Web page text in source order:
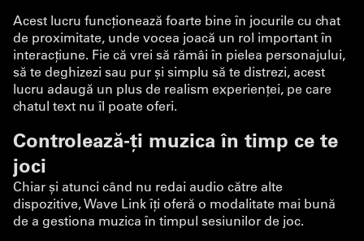
Acest lucru funcționează foarte bine în jocurile cu chat
de proximitate, unde vocea joacă un rol important în
interacțiune. Fie că vrei să rămâi în pielea personajului,
să te deghizezi sau pur și simplu să te distrezi, acest
lucru adaugă un plus de realism experienței, pe care
chatul text nu îl poate oferi.
Controlează-ți muzica în timp ce te
joci
Chiar și atunci când nu redai audio către alte
dispozitive, Wave Link îți oferă o modalitate mai bună
de a gestiona muzica în timpul sesiunilor de joc.